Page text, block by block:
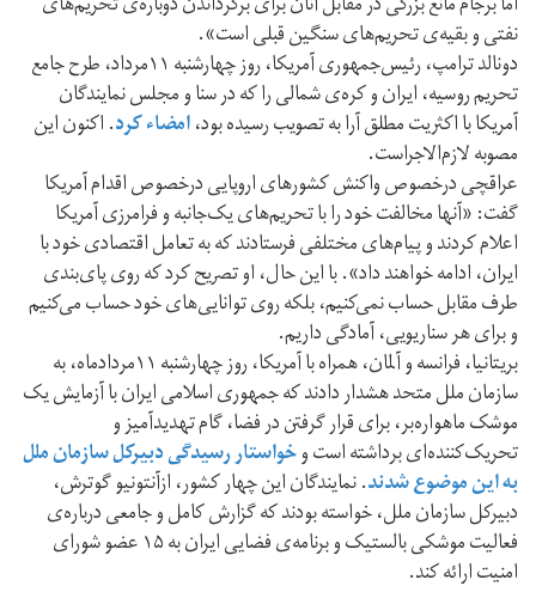
نفتی و بقیه‌ی تحریم‌های سنگین قبلی است».
دونالد ترامپ، رئیس‌جمهوری آمریکا، روز چهارشنبه ۱۱مرداد، طرح جامع
تحریم روسیه، ایران و کره‌ی شمالی را که در سنا و مجلس نمایندگان
آمریکا با اکثریت مطلق آرا به تصویب رسیده بود،امضاء کرد. اکنون این
مصوبه لازم‌الاجراست.
عراقچی درخصوص واکنش کشورهای اروپایی درخصوص اقدام آمریکا
گفت: «آنها مخالفت خود را با تحریم‌های یک‌جانبه و فرامرزی آمریکا
اعلام کردند و پیام‌های مختلفی فرستادند که به تعامل اقتصادی خود با
ایران، ادامه خواهند داد». با این حال، او تصریح کرد که روی پای‌بندی
طرف مقابل حساب نمی‌کنیم، بلکه روی توانایی‌های خود حساب می‌کنیم
و برای هر سناریویی، آمادگی داریم.
بریتانیا، فرانسه و آلمان، همراه با آمریکا، روز چهارشنبه ۱۱مردادماه، به
سازمان ملل متحد هشدار دادند که جمهوری اسلامی ایران با آزمایش یک
موشک ماهواره‌بر، برای قرار گرفتن در فضا، گام تهدیدآمیز و
تحریک‌کننده‌ای برداشته است وخواستار رسیدگی دبیرکل سازمان ملل
به این موضوع شدند. نمایندگان این چهار کشور، ازآنتونیو گوترش،
دبیرکل سازمان ملل، خواسته‌ بودند که گزارش کامل و جامعی درباره‌ی
فعالیت موشکی بالستیک و برنامه‌ی فضایی ایران به ۱۵ عضو شورای
امنیت ارائه کند.